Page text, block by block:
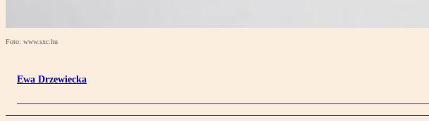
Foto: www.sxc.hu
Ewa Drzewiecka